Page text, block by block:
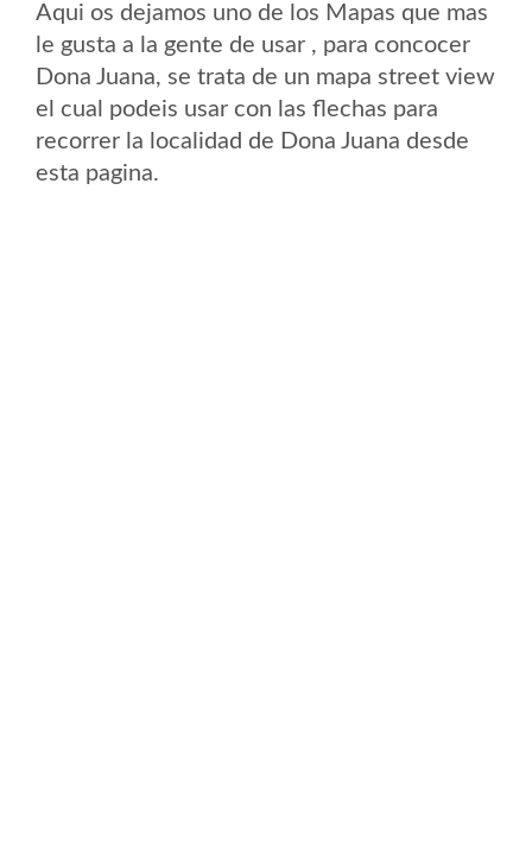
Aqui os dejamos uno de los Mapas que mas
le gusta a la gente de usar , para concocer
Dona Juana, se trata de un mapa street view
el cual podeis usar con las flechas para
recorrer la localidad de Dona Juana desde
esta pagina.